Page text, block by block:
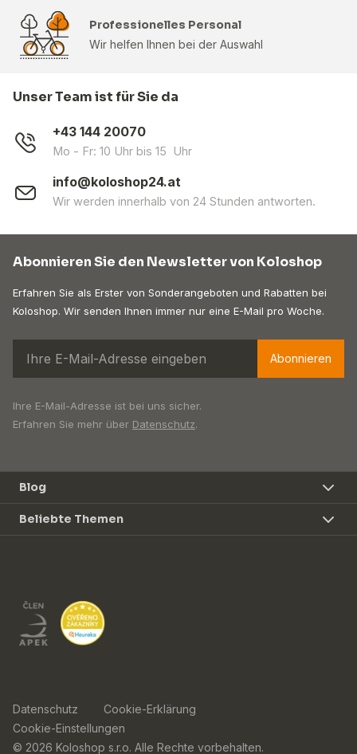
Professionelles Personal
Wir helfen Ihnen bei der Auswahl
Unser Team ist für Sie da
+43 144 20070
Mo - Fr: 10 Uhr bis 15 Uhr
info@koloshop24.at
Wir werden innerhalb von 24 Stunden antworten.
Abonnieren Sie den Newsletter von Koloshop
Erfahren Sie als Erster von Sonderangeboten und Rabatten bei
Koloshop. Wir senden Ihnen immer nur eine E-Mail pro Woche.
Abonnieren
Ihre E-Mail-Adresse ist bei uns sicher.
Erfahren Sie mehr über Datenschutz.
Blog
Beliebte Themen
Datenschutz
Cookie-Erklärung
Cookie-Einstellungen
© 2026 Koloshop s.r.o. Alle Rechte vorbehalten.